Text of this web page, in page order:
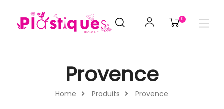
0
Home Produits Provence
Provence